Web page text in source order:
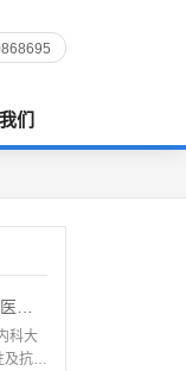
们
科大
及抗震